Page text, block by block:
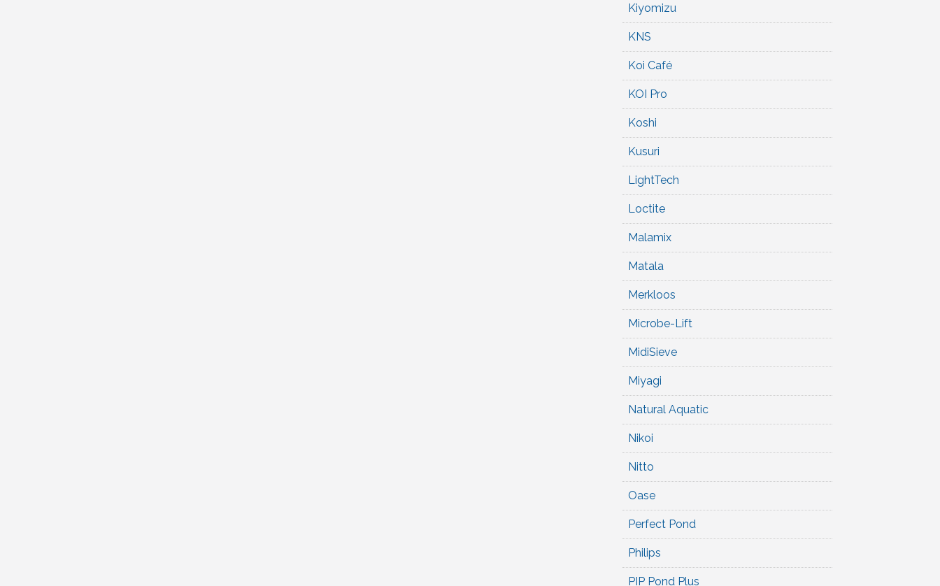
Kiyomizu
KNS
Koi Café
KOI Pro
Koshi
Kusuri
LightTech
Loctite
Malamix
Matala
Merkloos
Microbe-Lift
MidiSieve
Miyagi
Natural Aquatic
Nikoi
Nitto
Oase
Perfect Pond
Philips
PIP Pond Plus